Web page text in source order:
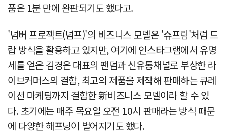
품은 1분 만에 완판되기도 했다고.
'넘버 프로젝트(넘프)'의 비즈니스 모델은 '슈프림'처럼 드
랍 방식을 활용하고 있지만, 여기에 인스타그램에서 유명
세를 얻은 김경은 대표의 팬덤과 신유통채널로 부상한 라
이브커머스의 결합, 최고의 제품을 제작해 판매하는 큐레
이션 마케팅까지 결합한 新비즈니스 모델이라 할 수 있
다. 초기에는 매주 목요일 오전 10시 판매라는 방식 때문
에 다양한 해프닝이 벌어지기도 했다.